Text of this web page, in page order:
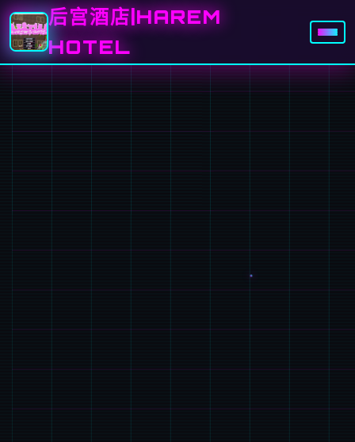
后宫酒店|HAREM
HOTEL